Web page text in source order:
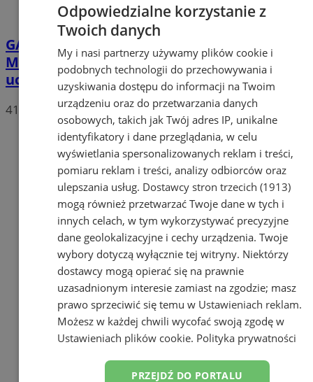
GALERIA Dzień Dziecka na Stadionie
Miejskim w Orzeszu. Zabawa i nagrody dla
uczniów
41
Odpowiedzialne korzystanie z
Twoich danych
My i nasi partnerzy używamy plików cookie i
podobnych technologii do przechowywania i
uzyskiwania dostępu do informacji na Twoim
urządzeniu oraz do przetwarzania danych
osobowych, takich jak Twój adres IP, unikalne
identyfikatory i dane przeglądania, w celu
wyświetlania spersonalizowanych reklam i treści,
pomiaru reklam i treści, analizy odbiorców oraz
ulepszania usług. Dostawcy stron trzecich (1913)
mogą również przetwarzać Twoje dane w tych i
innych celach, w tym wykorzystywać precyzyjne
dane geolokalizacyjne i cechy urządzenia. Twoje
wybory dotyczą wyłącznie tej witryny. Niektórzy
dostawcy mogą opierać się na prawnie
uzasadnionym interesie zamiast na zgodzie; masz
prawo sprzeciwić się temu w Ustawieniach reklam.
Możesz w każdej chwili wycofać swoją zgodę w
Ustawieniach plików cookie. Polityka prywatności
PRZEJDŹ DO PORTALU